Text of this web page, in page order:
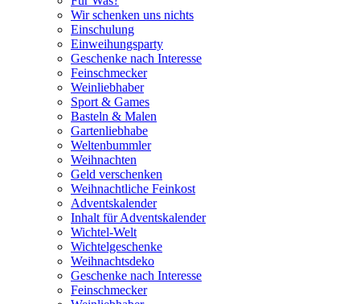
Wir schenken uns nichts
Einschulung
Einweihungsparty
Geschenke nach Interesse
Feinschmecker
Weinliebhaber
Sport & Games
Basteln & Malen
Gartenliebhabe
Weltenbummler
Weihnachten
Geld verschenken
Weihnachtliche Feinkost
Adventskalender
Inhalt für Adventskalender
Wichtel-Welt
Wichtelgeschenke
Weihnachtsdeko
Geschenke nach Interesse
Feinschmecker